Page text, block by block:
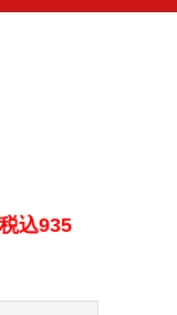
込935